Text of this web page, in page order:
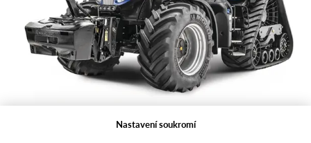
Nastavení soukromí